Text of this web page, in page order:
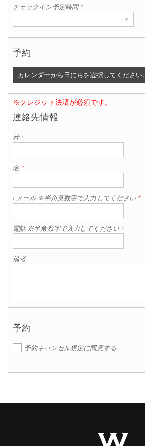
チェックイン予定時間 *
▾
予約
カレンダーから日にちを選択してください。
※クレジット決済が必須です。
連絡先情報
姓*
名 *
Eメール ※半角英数字で入力してください *
電話 ※半角数字で入力してください *
備考
予約
予約キャンセル規定に同意する